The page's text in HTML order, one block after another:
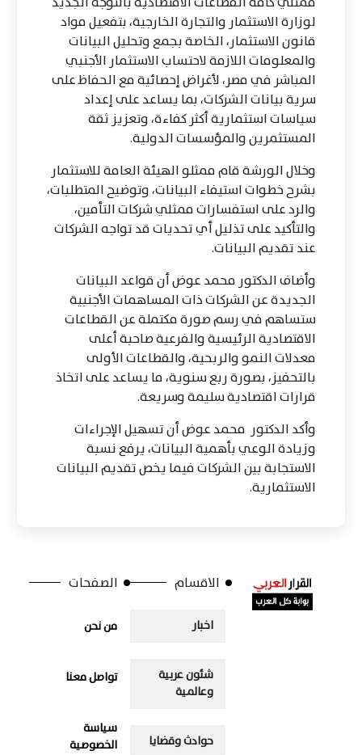
لوزارة الاستثمار والتجارة الخارجية، بتفعيل مواد
قانون الاستثمار، الخاصة بجمع وتحليل البيانات
والمعلومات اللازمة لاحتساب الاستثمار الأجنبي
المباشر في مصر، لأغراض إحصائية مع الحفاظ على
سرية بيانات الشركات، بما يساعد على إعداد
سياسات استثمارية أكثر كفاءة، وتعزيز ثقة
المستثمرين والمؤسسات الدولية.
وخلال الورشة قام ممثلو الهيئة العامة للاستثمار
بشرح خطوات استيفاء البيانات، وتوضيح المتطلبات،
والرد على استفسارات ممثلي شركات التأمين،
والتأكيد على تذليل أي تحديات قد تواجه الشركات
عند تقديم البيانات.
وأضاف الدكتور محمد عوض أن قواعد البيانات
الجديدة عن الشركات ذات المساهمات الأجنبية
ستساهم في رسم صورة مكتملة عن القطاعات
الاقتصادية الرئيسية والفرعية صاحبة أعلى
معدلات النمو والربحية، والقطاعات الأولى
بالتحفيز، بصورة ربع سنوية، ما يساعد على اتخاذ
قرارات اقتصادية سليمة وسريعة.
وأكد الدكتور محمد عوض أن تسهيل الإجراءات
وزيادة الوعي بأهمية البيانات، يرفع نسبة
الاستجابة بين الشركات فيما يخص تقديم البيانات
الاستثمارية.
الاقسام
اخبار
شئون عربية
وعالمية
حوادث وقضايا
الصفحات
من نحن
تواصل معنا
سياسة
الخصوصية